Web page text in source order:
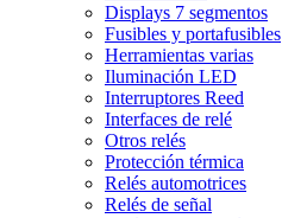
Displays 7 segmentos
Fusibles y portafusibles
Herramientas varias
Iluminación LED
Interruptores Reed
Interfaces de relé
Otros relés
Protección térmica
Relés automotrices
Relés de señal